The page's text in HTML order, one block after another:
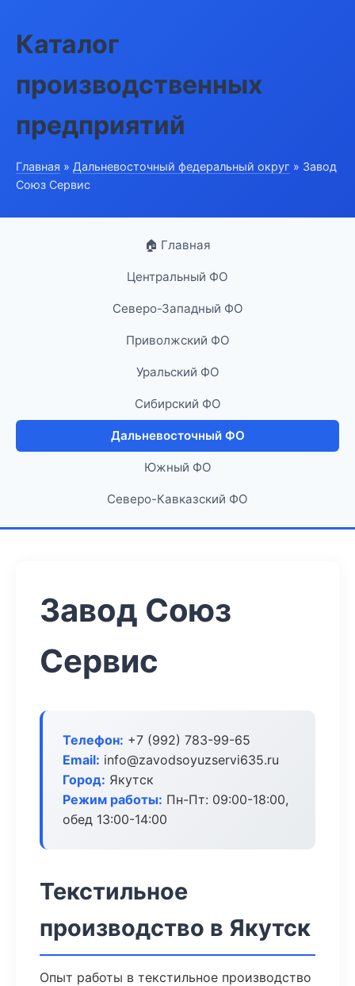
Каталог
производственных
предприятий
Главная » Дальневосточный федеральный округ » Завод
Союз Сервис
🏠 Главная
Центральный ФО
Северо-Западный ФО
Приволжский ФО
Уральский ФО
Сибирский ФО
Дальневосточный ФО
Южный ФО
Северо-Кавказский ФО
Завод Союз
Сервис
Телефон: +7 (992) 783-99-65
Email: info@zavodsoyuzservi635.ru
Город: Якутск
Режим работы: Пн-Пт: 09:00-18:00,
обед 13:00-14:00
Текстильное
производство в Якутск
Опыт работы в текстильное производство